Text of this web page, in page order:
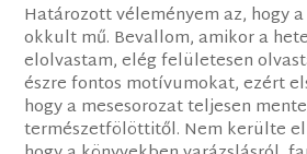
Határozott véleményem az, hogy
okkult mű. Bevallom, amikor a
elolvastam, elég felületesen
észre fontos motívumokat, ezért
hogy a mesesorozat teljesen
természetfölöttitől. Nem kerülte